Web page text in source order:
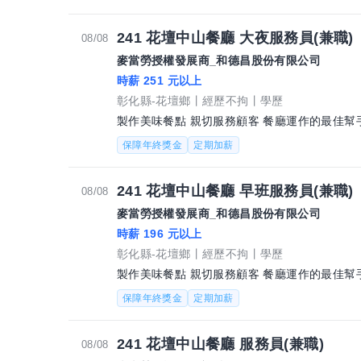
08/08 241 花壇中山餐廳 大夜服務員(兼職)
麥當勞授權發展商_和德昌股份有限公司
時薪 251 元以上
彰化縣-花壇鄉
經歷不拘
學歷
製作美味餐點 親切服務顧客 餐廳運作的最佳
保障年終獎金 定期加薪
08/08 241 花壇中山餐廳 早班服務員(兼職)
麥當勞授權發展商_和德昌股份有限公司
時薪 196 元以上
彰化縣-花壇鄉
經歷不拘
學歷
製作美味餐點 親切服務顧客 餐廳運作的最佳
保障年終獎金 定期加薪
08/08 241 花壇中山餐廳 服務員(兼職)